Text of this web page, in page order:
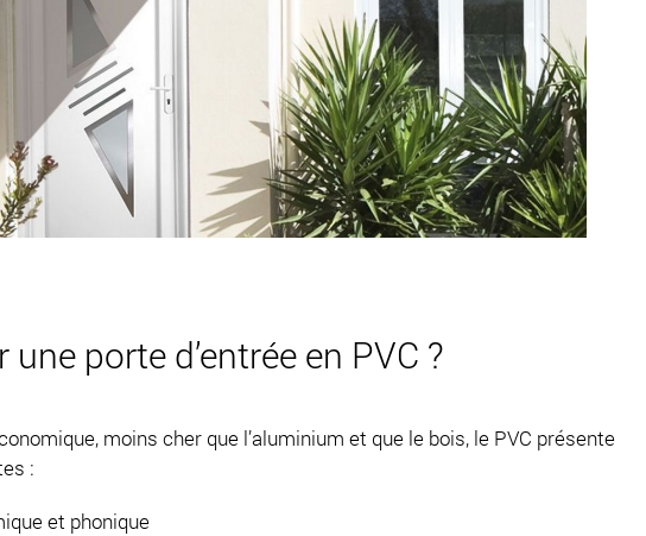
porte d’entrée en PVC ?
moins cher que l’aluminium et que le bois, le PVC présente
:
et phonique